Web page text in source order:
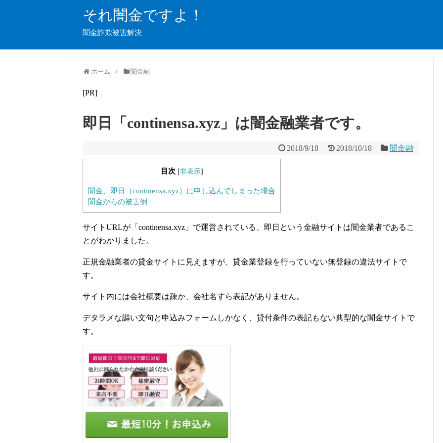
それ闇金ですよ！
闇金詐欺被害解決
ホーム 闇金融
[PR]
即日「continensa.xyz」は闇金融業者です。
2018/9/18 2018/10/18 闇金融
目次 [非表示]
闇金、即日（continensa.xyz）に申し込んでしまった場合
闇金からの被害例
サイトURLが「continensa.xyz」で運営されている、即日という金融サイトは闇金業者であるこ
とがわかりました。
正規金融業者の貸金サイトに見えますが、貸金業登録を行っていない無登録の違法サイトで
す。
サイト内には会社概要は疎か、会社名すら表記がありません。
デタラメな謳い文句と申込みフォームしかなく、貸付条件の表記もない典型的な闇金サイトで
す。